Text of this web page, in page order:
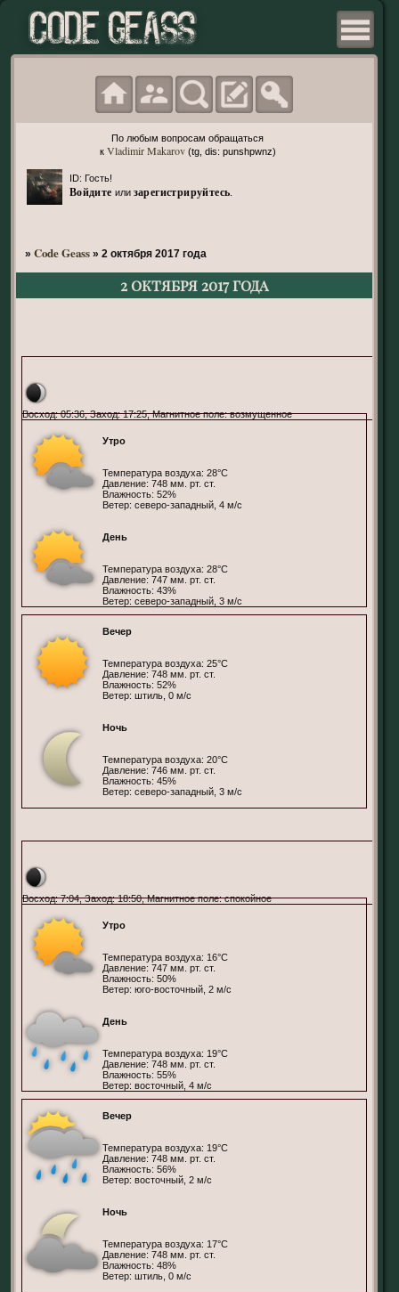
По любым вопросам обращаться
к Vladimir Makarov(tg, dis: punshpwnz)
ID: Гость!
Войдите или зарегистрируйтесь
» Code Geass » 2 октября 2017 года
2 октября 2017 года
Восход: 05:36, Заход: 17:25, Магнитное поле: возмущенное
Утро
Температура воздуха: 28°С
Давление: 748 мм. рт. ст.
Влажность: 52%
Ветер: северо-западный, 4 м/с
День
Температура воздуха: 28°С
Давление: 747 мм. рт. ст.
Влажность: 43%
Ветер: северо-западный, 3 м/с
Вечер
Температура воздуха: 25°С
Давление: 748 мм. рт. ст.
Влажность: 52%
Ветер: штиль, 0 м/с
Ночь
Температура воздуха: 20°С
Давление: 746 мм. рт. ст.
Влажность: 45%
Ветер: северо-западный, 3 м/с
Восход: 7:04, Заход: 18:50, Магнитное поле: спокойное
Утро
Температура воздуха: 16°С
Давление: 747 мм. рт. ст.
Влажность: 50%
Ветер: юго-восточный, 2 м/с
День
Температура воздуха: 19°С
Давление: 748 мм. рт. ст.
Влажность: 55%
Ветер: восточный, 4 м/с
Вечер
Температура воздуха: 19°С
Давление: 748 мм. рт. ст.
Влажность: 56%
Ветер: восточный, 2 м/с
Ночь
Температура воздуха: 17°С
Давление: 748 мм. рт. ст.
Влажность: 48%
Ветер: штиль, 0 м/с